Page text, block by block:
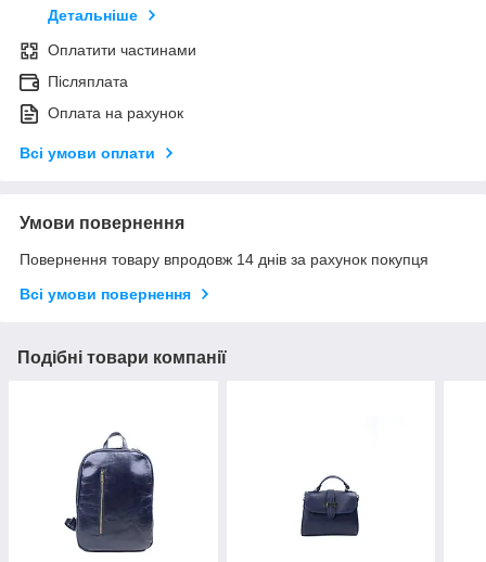
Детальніше
Оплатити частинами
Післяплата
Оплата на рахунок
Всі умови оплати
Умови повернення
Повернення товару впродовж 14 днів за рахунок покупця
Всі умови повернення
Подібні товари компанії